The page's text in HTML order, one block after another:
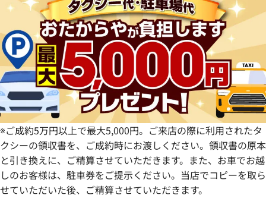
静岡県
愛知県
奈良県
和歌山県
山口県
長崎県
熊本県
大分県
宮崎県
鹿児島県
※ご成約5万円以上で最大5,000円。ご来店の際に利用されたタ
クシーの領収書を、ご成約時にお渡しください。領収書の原本
と引き換えに、ご精算させていただきます。また、お車でお越
しのお客様は、駐車券をご提示ください。当店でコピーを取ら
せていただいた後、ご精算させていただきます。